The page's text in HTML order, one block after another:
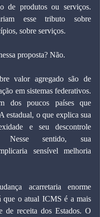
de produtos ou serviços.
esse tributo sobre
sobre serviços.
proposta? Não.
em sistemas federativos.
dos poucos países que
estadual, o que explica sua
e seu descontrole
Nesse sentido, sua
sensível melhoria
que o atual ICMS é a mais
de receita dos Estados. O